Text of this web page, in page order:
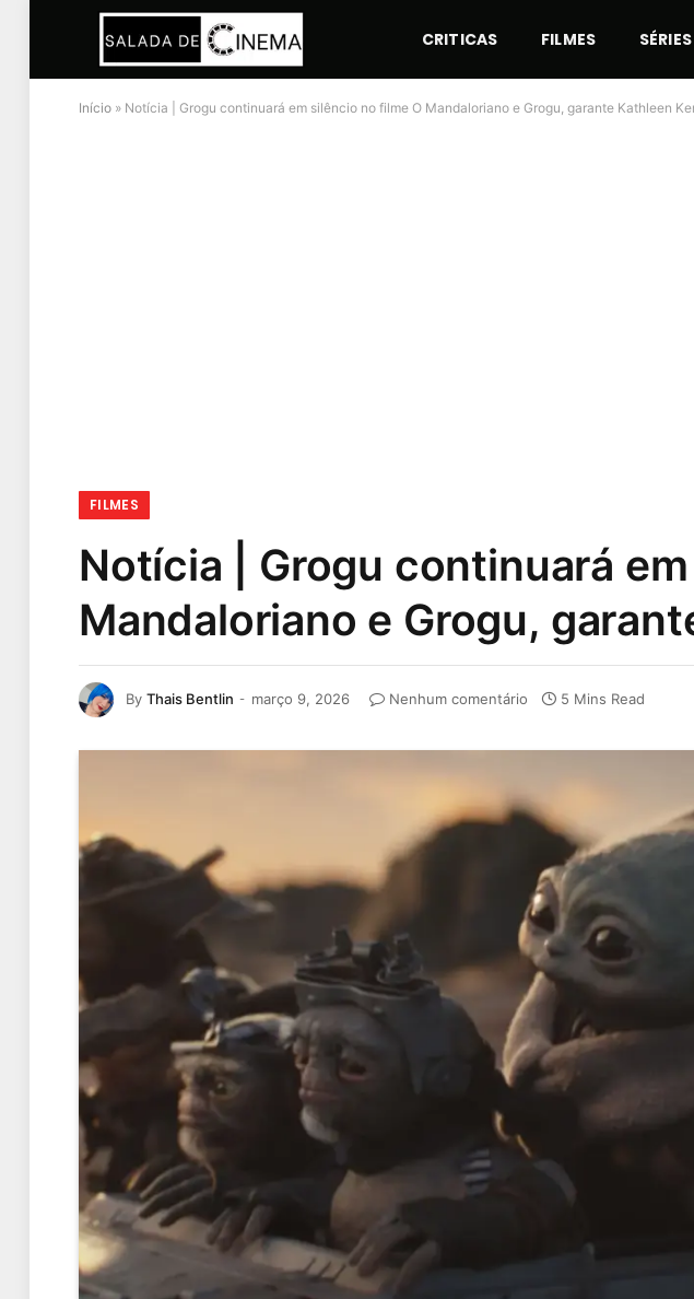
CRITICAS FILMES SÉRIES
Início » Notícia | Grogu continuará em silêncio no filme O Mandaloriano e Grogu, garante Kathleen
FILMES
Notícia | Grogu continuará
Mandaloriano e Grogu,
By Thais Bentlin março 9, 2026 Nenhum comentário 5 Mins Read